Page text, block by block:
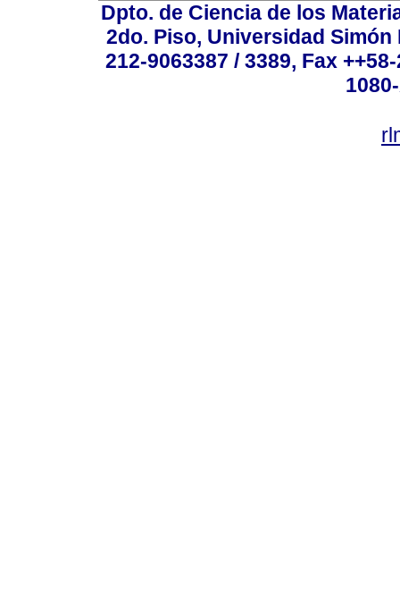
Dpto. de Ciencia de los
2do. Piso, Universidad
212-9063387 / 3389, Fax